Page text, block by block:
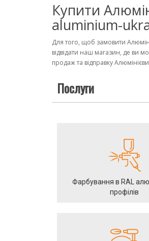
Купити
aluminium-
Для того, щоб замовити
відвідати наш магазин, де ви
продаж та відправку
Послуги
Фарбування в RAL
профілів